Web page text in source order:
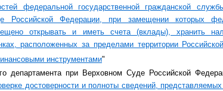
федеральной государственной гражданской
Российской Федерации, при замещении которых
открывать и иметь счета (вклады), хранить
расположенных за пределами территории
инструментами"
департамента при Верховном Суде Российской
достоверности и полноты сведений,